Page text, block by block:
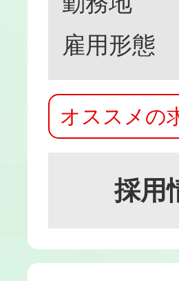
雇用形態
オススメの
採用